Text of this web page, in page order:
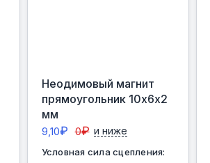
Неодимовый магнит
прямоугольник 10х6х2
мм
9,10₽ 0₽ и ниже
Условная сила сцепления: